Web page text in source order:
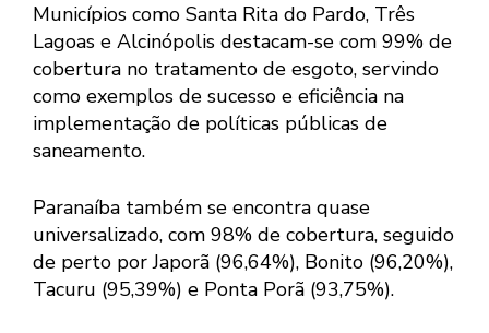
Municípios como Santa Rita do Pardo, Três
Lagoas e Alcinópolis destacam-se com 99% de
cobertura no tratamento de esgoto, servindo
como exemplos de sucesso e eficiência na
implementação de políticas públicas de
saneamento.
Paranaíba também se encontra quase
universalizado, com 98% de cobertura, seguido
de perto por Japorã (96,64%), Bonito (96,20%),
Tacuru (95,39%) e Ponta Porã (93,75%).